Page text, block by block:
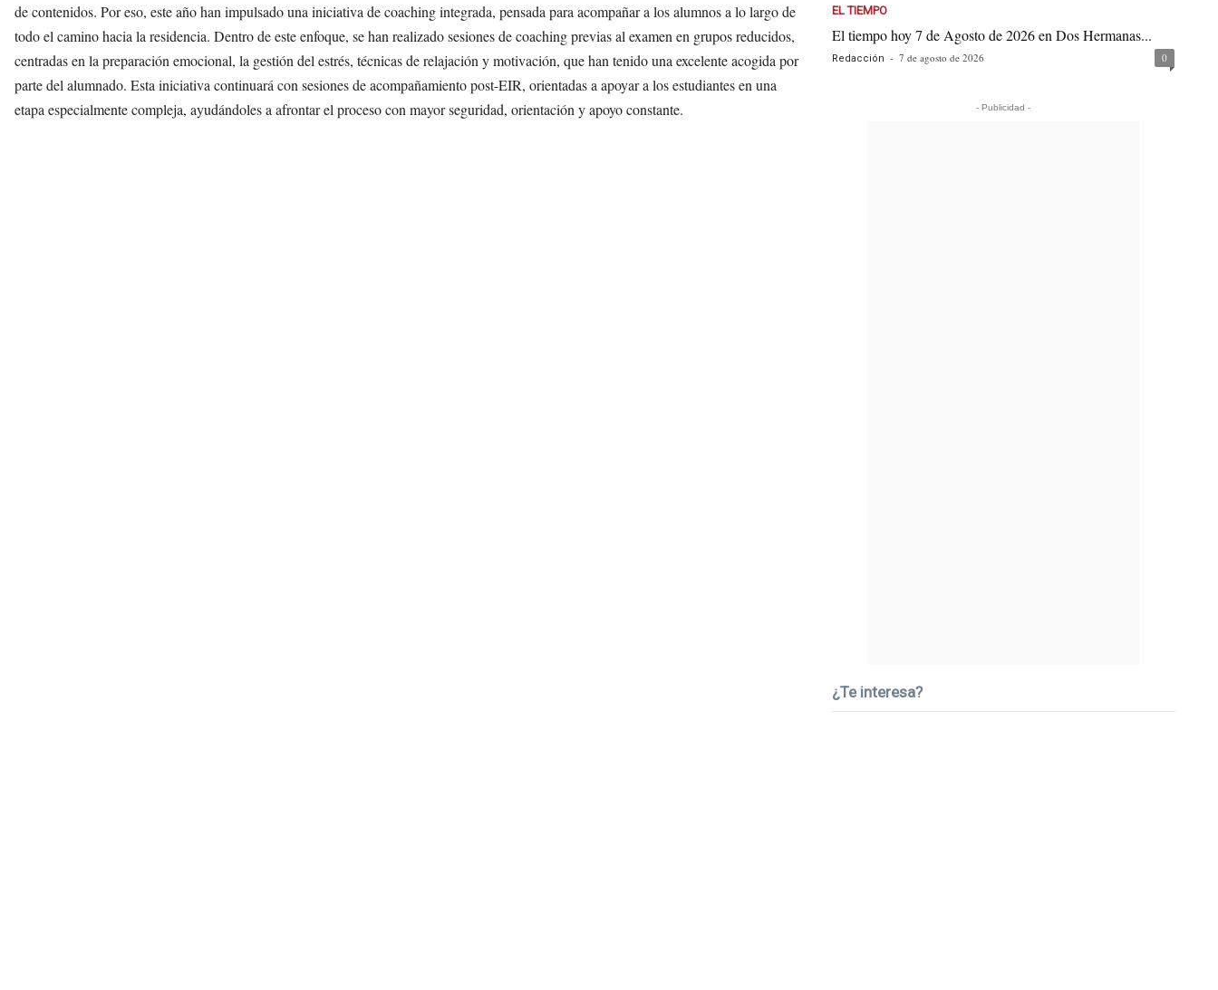
de contenidos. Por eso, este año han impulsado una iniciativa de coaching integrada, pensada para acompañar a los alumnos a lo largo de
todo el camino hacia la residencia. Dentro de este enfoque, se han realizado sesiones de coaching previas al examen en grupos reducidos,
centradas en la preparación emocional, la gestión del estrés, técnicas de relajación y motivación, que han tenido una excelente acogida por
parte del alumnado. Esta iniciativa continuará con sesiones de acompañamiento post-EIR, orientadas a apoyar a los estudiantes en una
etapa especialmente compleja, ayudándoles a afrontar el proceso con mayor seguridad, orientación y apoyo constante.
EL TIEMPO
El tiempo hoy 7 de Agosto de 2026 en Dos Hermanas...
Redacción - 7 de agosto de 2026 0
- Publicidad -
¿Te interesa?